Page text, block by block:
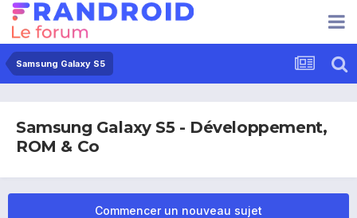
Samsung Galaxy S5
Samsung Galaxy S5 - Développement,
ROM & Co
Commencer un nouveau sujet